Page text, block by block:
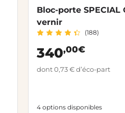
Bloc-porte SPECIAL
vernir
(188)
340,00€
dont 0,73 € d’éco-part
4 options disponibles